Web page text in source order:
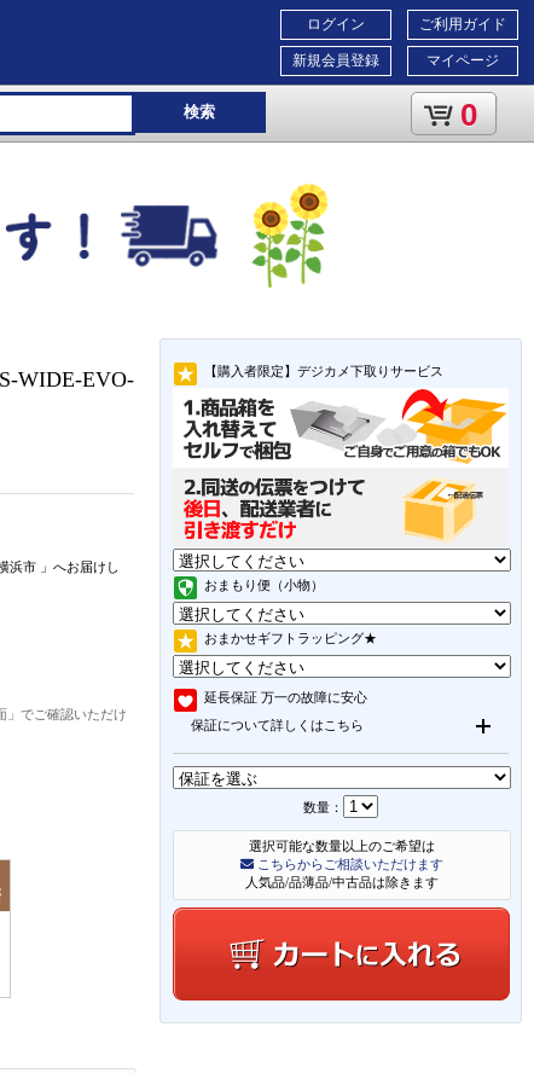
ご利用ガイド
マイページ
ログイン
新規会員登録
検索 0
【購入者限定】デジカメ下取りサービス
おまもり便（小物）
おまかせギフトラッピング★
延長保証 万一の故障に安心
保証について詳しくはこちら
数量：
選択可能な数量以上のご希望は
こちらからご相談いただけます
人気品/品薄品/中古品は除きます
WIDE-EVO-
浜市 」 へお届けし
」でご確認いただけ